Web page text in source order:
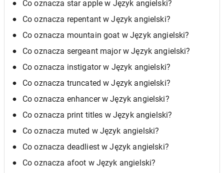
Co oznacza star apple w Język angielski?
Co oznacza repentant w Język angielski?
Co oznacza mountain goat w Język angielski?
Co oznacza sergeant major w Język angielski?
Co oznacza instigator w Język angielski?
Co oznacza truncated w Język angielski?
Co oznacza enhancer w Język angielski?
Co oznacza print titles w Język angielski?
Co oznacza muted w Język angielski?
Co oznacza deadliest w Język angielski?
Co oznacza afoot w Język angielski?